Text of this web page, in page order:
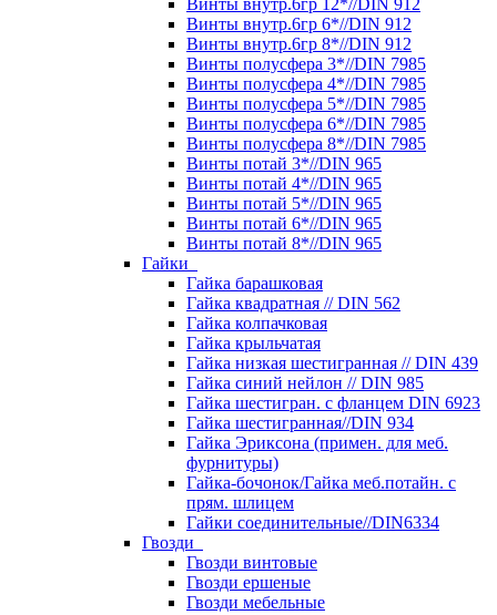
Винты внутр.6гр 12*//DIN 912
Винты внутр.6гр 6*//DIN 912
Винты внутр.6гр 8*//DIN 912
Винты полусфера 3*//DIN 7985
Винты полусфера 4*//DIN 7985
Винты полусфера 5*//DIN 7985
Винты полусфера 6*//DIN 7985
Винты полусфера 8*//DIN 7985
Винты потай 3*//DIN 965
Винты потай 4*//DIN 965
Винты потай 5*//DIN 965
Винты потай 6*//DIN 965
Винты потай 8*//DIN 965
Гайки
Гайка барашковая
Гайка квадратная // DIN 562
Гайка колпачковая
Гайка крыльчатая
Гайка низкая шестигранная // DIN 439
Гайка синий нейлон // DIN 985
Гайка шестигран. с фланцем DIN 6923
Гайка шестигранная//DIN 934
Гайка Эриксона (примен. для меб.
фурнитуры)
Гайка-бочонок/Гайка меб.потайн. с
прям. шлицем
Гайки соединительные//DIN6334
Гвозди
Гвозди винтовые
Гвозди ершеные
Гвозди мебельные